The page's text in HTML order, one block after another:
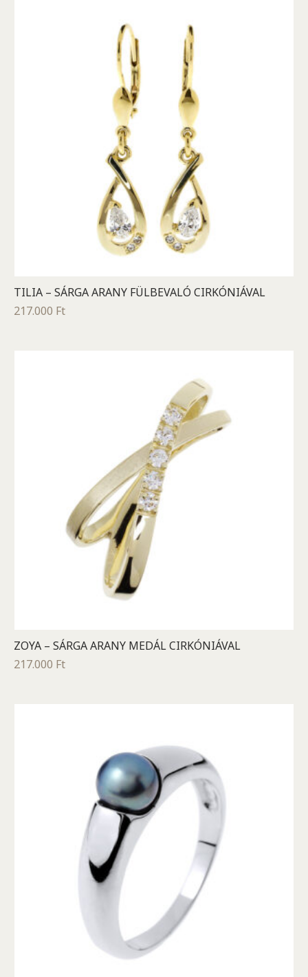
TILIA – SÁRGA ARANY FÜLBEVALÓ CIRKÓNIÁVAL
217.000 Ft
ZOYA – SÁRGA ARANY MEDÁL CIRKÓNIÁVAL
217.000 Ft